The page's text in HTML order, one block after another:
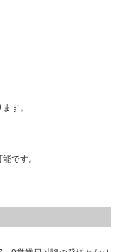
す。
です。